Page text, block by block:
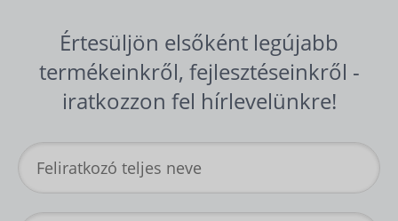
Értesüljön elsőként legújabb
termékeinkről, fejlesztéseinkről -
iratkozzon fel hírlevelünkre!